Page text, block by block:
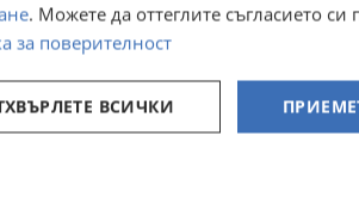
. Можете да оттеглите съгласието си
за поверителност
ВСИЧКИ